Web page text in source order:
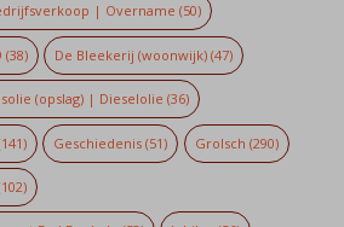
| Overname (50)
(38) De Bleekerij (woonwijk) (47)
(opslag) | Dieselolie (36)
Geschiedenis (51) Grolsch (290)